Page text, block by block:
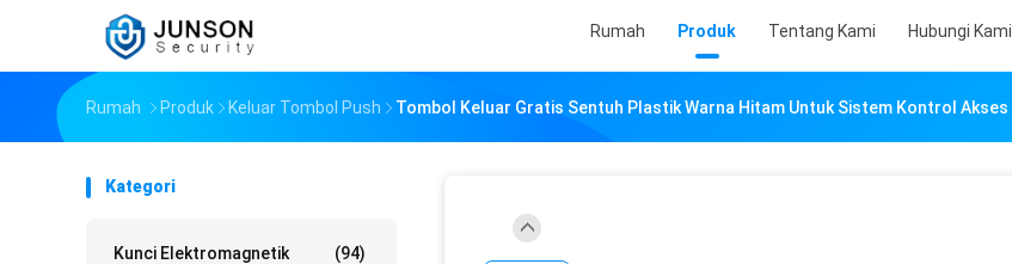
Rumah Produk Tentang Kami Hubungi Kami
Rumah Produk Keluar Tombol Push Tombol Keluar Gratis Sentuh Plastik Warna Hitam Untuk Sistem Kontrol Akses
Kategori
Kunci Elektromagnetik (94)